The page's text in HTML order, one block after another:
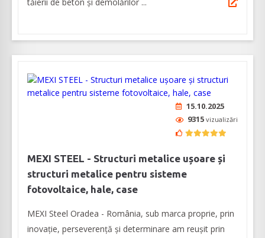
tăierii de beton şi demolărilor ...
15.10.2025
9315 vizualizări
MEXI STEEL - Structuri metalice ușoare și
structuri metalice pentru sisteme
fotovoltaice, hale, case
MEXI Steel Oradea - România, sub marca proprie, prin
inovație, perseverență și determinare am reușit prin